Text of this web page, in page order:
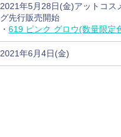
2021年5月28日(金)アットコス
グ先行販売開始
・ 619 ピンク グロウ(数量限定
2021年6月4日(金)